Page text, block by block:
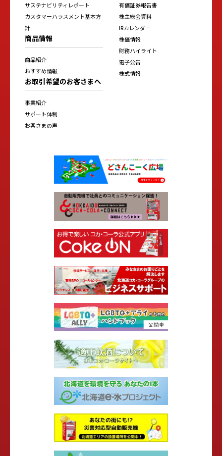
サステナビリティレポート
カスタマーハラスメント基本方
針
商品情報
商品紹介
おすすめ情報
お取引希望のお客さまへ
事業紹介
サポート体制
お客さまの声
有価証券報告書
株主総会資料
IRカレンダー
株価情報
財務ハイライト
電子公告
株式情報